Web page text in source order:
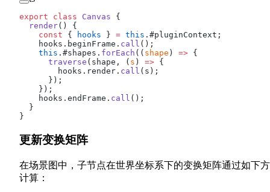
export class Canvas {
  render
() {
    const
{ hooks } = this .#pluginContext;
    hooks.beginFrame.
call ();
    this
.#shapes. forEach (( shape ) => {
      traverse
(shape, ( s ) => {
        hooks.render.
call (s);
      });
    });
    hooks.endFrame.
call ();
  }
}
更新变换矩阵
在场景图中，子节点在世界坐标系下的变换矩阵通过如下
计算：